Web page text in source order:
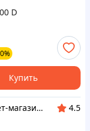
D
Купить
Интернет-магазин Восторг Онлайн - товары для различных людей!
4.5